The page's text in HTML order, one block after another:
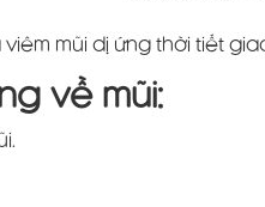
viêm mũi dị ứng thời tiết
về mũi: